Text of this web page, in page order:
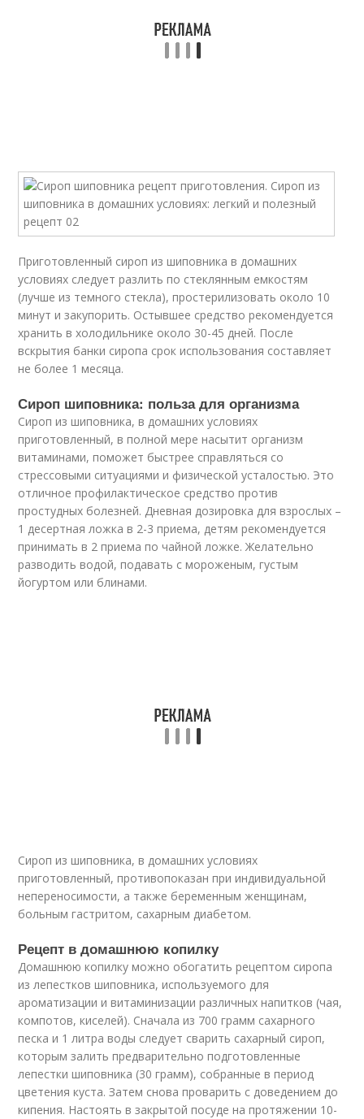
Приготовленный сироп из шиповника в домашних
условиях следует разлить по стеклянным емкостям
(лучше из темного стекла), простерилизовать около 10
минут и закупорить. Остывшее средство рекомендуется
хранить в холодильнике около 30-45 дней. После
вскрытия банки сиропа срок использования составляет
не более 1 месяца.
Сироп шиповника: польза для организма
Сироп из шиповника, в домашних условиях
приготовленный, в полной мере насытит организм
витаминами, поможет быстрее справляться со
стрессовыми ситуациями и физической усталостью. Это
отличное профилактическое средство против
простудных болезней. Дневная дозировка для взрослых –
1 десертная ложка в 2-3 приема, детям рекомендуется
принимать в 2 приема по чайной ложке. Желательно
разводить водой, подавать с мороженым, густым
йогуртом или блинами.
Сироп из шиповника, в домашних условиях
приготовленный, противопоказан при индивидуальной
непереносимости, а также беременным женщинам,
больным гастритом, сахарным диабетом.
Рецепт в домашнюю копилку
Домашнюю копилку можно обогатить рецептом сиропа
из лепестков шиповника, используемого для
ароматизации и витаминизации различных напитков (чая,
компотов, киселей). Сначала из 700 грамм сахарного
песка и 1 литра воды следует сварить сахарный сироп,
которым залить предварительно подготовленные
лепестки шиповника (30 грамм), собранные в период
цветения куста. Затем снова проварить с доведением до
кипения. Настоять в закрытой посуде на протяжении 10-